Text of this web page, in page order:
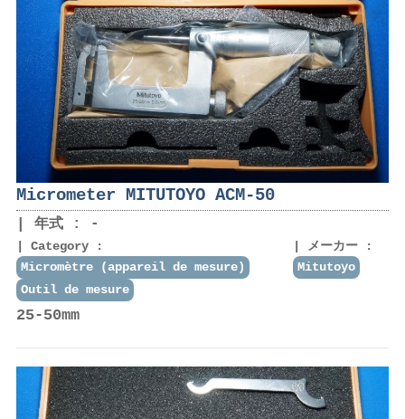
Micrometer MITUTOYO ACM-50
年式 : -
Category :
Micromètre (appareil de mesure)
Outil de mesure
メーカー :
Mitutoyo
25-50mm